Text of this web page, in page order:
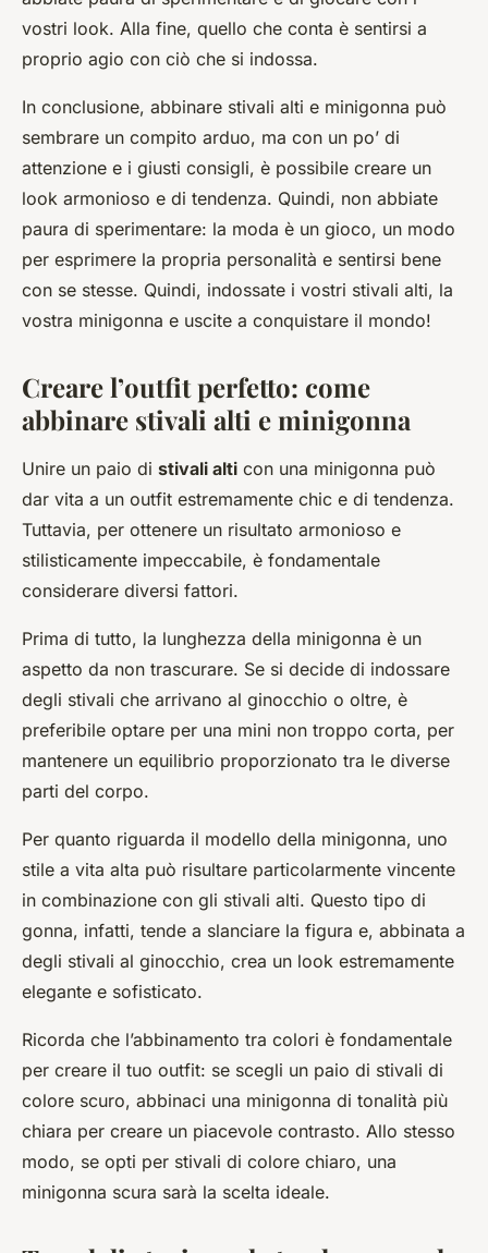
vostri look. Alla fine, quello che conta è sentirsi a
proprio agio con ciò che si indossa.
In conclusione, abbinare stivali alti e minigonna può
sembrare un compito arduo, ma con un po’ di
attenzione e i giusti consigli, è possibile creare un
look armonioso e di tendenza. Quindi, non abbiate
paura di sperimentare: la moda è un gioco, un modo
per esprimere la propria personalità e sentirsi bene
con se stesse. Quindi, indossate i vostri stivali alti, la
vostra minigonna e uscite a conquistare il mondo!
Creare l’outfit perfetto: come
abbinare stivali alti e minigonna
Unire un paio di stivali alti con una minigonna può
dar vita a un outfit estremamente chic e di tendenza.
Tuttavia, per ottenere un risultato armonioso e
stilisticamente impeccabile, è fondamentale
considerare diversi fattori.
Prima di tutto, la lunghezza della minigonna è un
aspetto da non trascurare. Se si decide di indossare
degli stivali che arrivano al ginocchio o oltre, è
preferibile optare per una mini non troppo corta, per
mantenere un equilibrio proporzionato tra le diverse
parti del corpo.
Per quanto riguarda il modello della minigonna, uno
stile a vita alta può risultare particolarmente vincente
in combinazione con gli stivali alti. Questo tipo di
gonna, infatti, tende a slanciare la figura e, abbinata a
degli stivali al ginocchio, crea un look estremamente
elegante e sofisticato.
Ricorda che l’abbinamento tra colori è fondamentale
per creare il tuo outfit: se scegli un paio di stivali di
colore scuro, abbinaci una minigonna di tonalità più
chiara per creare un piacevole contrasto. Allo stesso
modo, se opti per stivali di colore chiaro, una
minigonna scura sarà la scelta ideale.